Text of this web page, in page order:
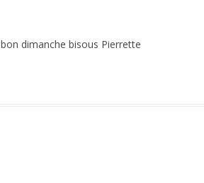
dimanche bisous Pierrette